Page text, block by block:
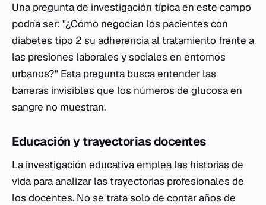
Una pregunta de investigación típica en este campo
podría ser: "¿Cómo negocian los pacientes con
diabetes tipo 2 su adherencia al tratamiento frente a
las presiones laborales y sociales en entornos
urbanos?" Esta pregunta busca entender las
barreras invisibles que los números de glucosa en
sangre no muestran.
Educación y trayectorias docentes
La investigación educativa emplea las historias de
vida para analizar las trayectorias profesionales de
los docentes. No se trata solo de contar años de